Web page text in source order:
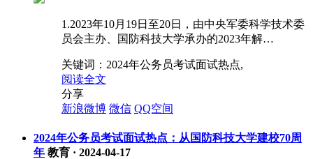
1.2023年10月19日至20日，由中央军委科学技术委
员会主办、国防科技大学承办的2023年解…
关键词： 2024年公务员考试面试热点,
阅读全文
分享
新浪微博 微信 QQ空间
2024年公务员考试面试热点：从国防科技大学建校70周
年 教育 · 2024-04-17